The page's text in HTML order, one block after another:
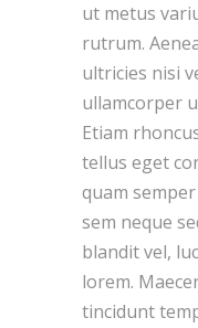
ut metus
rutrum.
ultricies nisi
ullamcorper
Etiam
tellus eget
quam
sem neque
blandit vel,
lorem.
tincidunt